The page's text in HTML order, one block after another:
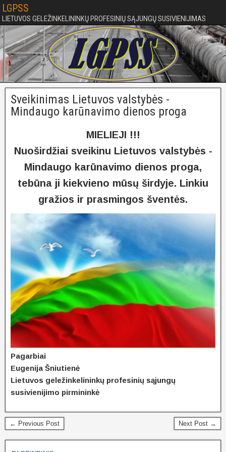
LGPSS
LIETUVOS GELEŽINKELININKŲ PROFESINIŲ SĄJUNGŲ SUSIVIENIJIMAS
Sveikinimas Lietuvos valstybės -
Mindaugo karūnavimo dienos proga
MIELIEJI !!!
Nuoširdžiai sveikinu Lietuvos valstybės -
Mindaugo karūnavimo dienos proga,
tebūna ji kiekvieno mūsų širdyje. Linkiu
gražios ir prasmingos šventės.
Pagarbiai
Eugenija Šniutienė
Lietuvos geležinkelininkų profesinių sąjungų
susivienijimo pirmininkė
← Previous Post Next Post →